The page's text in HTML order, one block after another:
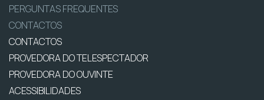
PERGUNTAS FREQUENTES
CONTACTOS
CONTACTOS
PROVEDORA DO TELESPECTADOR
PROVEDORA DO OUVINTE
ACESSIBILIDADES